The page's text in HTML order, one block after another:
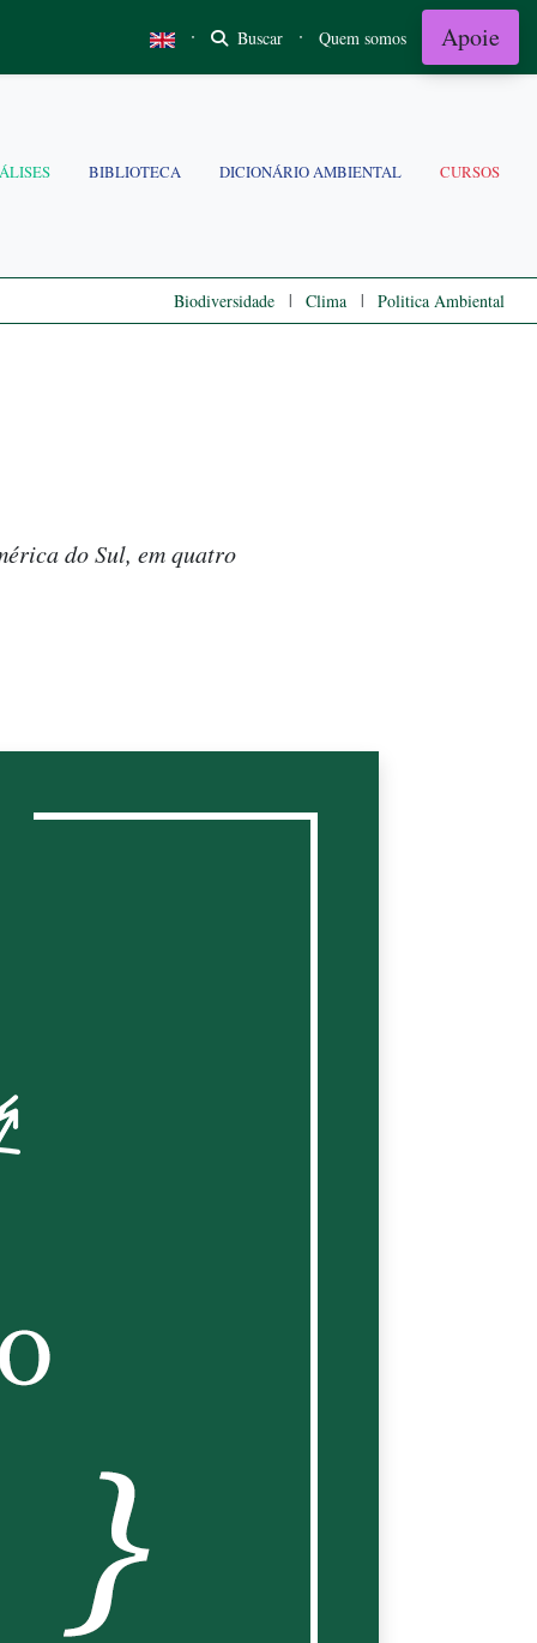
· Buscar · Quem somos Apoie
BIBLIOTECA DICIONÁRIO AMBIENTAL CURSOS
Biodiversidade | Clima | Politica Ambiental
do Sul, em quatro